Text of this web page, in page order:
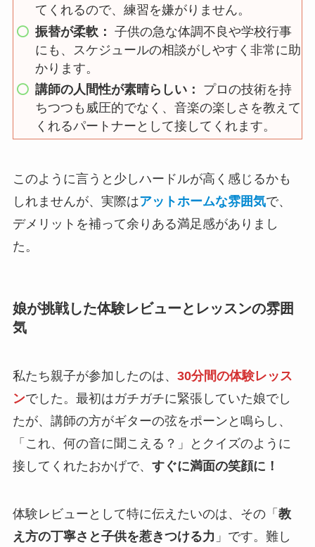
てくれるので、練習を嫌がりません。
振替が柔軟： 子供の急な体調不良や学校行事
にも、スケジュールの相談がしやすく非常に助
かります。
講師の人間性が素晴らしい：
プロの技術を持
ちつつも威圧的でなく、音楽の楽しさを教えて
くれるパートナーとして接してくれます。
このように言うと少しハードルが高く感じるかも
しれませんが、実際はアットホームな雰囲気で、
デメリットを補って余りある満足感がありまし
た。
娘が挑戦した体験レビューとレッスンの雰囲
気
私たち親子が参加したのは、 30分間の体験レッス
ンでした。最初はガチガチに緊張していた娘でし
たが、講師の方がギターの弦をポーンと鳴らし、
「これ、何の音に聞こえる？」とクイズのように
接してくれたおかげで、 すぐに満面の笑顔に！
体験レビューとして特に伝えたいのは、その「 教
え方の丁寧さと子供を惹きつける力 」です。難し